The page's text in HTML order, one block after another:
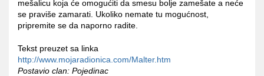
mešalicu koja će omogućiti da smesu bolje zamešate a neće
se praviše zamarati. Ukoliko nemate tu mogućnost,
pripremite se da naporno radite.
Tekst preuzet sa linka
http://www.mojaradionica.com/Malter.htm
Postavio clan: Pojedinac